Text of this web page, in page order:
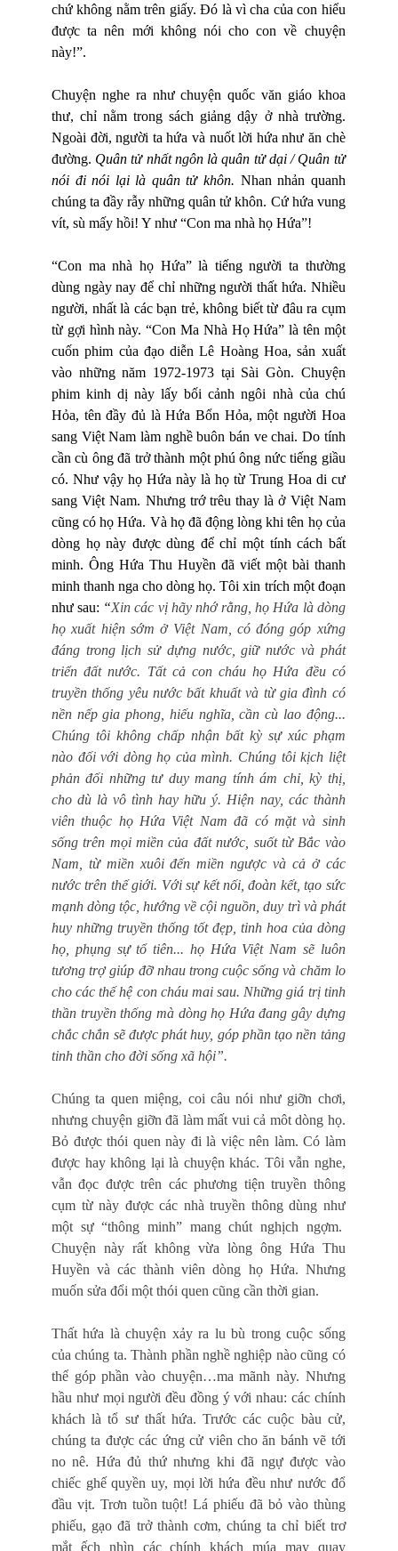
chứ không nằm trên giấy. Đó là vì cha của con hiểu
được ta nên mới không nói cho con về chuyện
này!”.
Chuyện nghe ra như chuyện quốc văn giáo khoa
thư, chỉ nằm trong sách giảng dậy ở nhà trường.
Ngoài đời, người ta hứa và nuốt lời hứa như ăn chè
đường. Quân tử nhất ngôn là quân tử dại / Quân tử
nói đi nói lại là quân tử khôn. Nhan nhản quanh
chúng ta đầy rẫy những quân tử khôn. Cứ hứa vung
vít, sù mấy hồi! Y như “Con ma nhà họ Hứa”!
“Con ma nhà họ Hứa” là tiếng người ta thường
dùng ngày nay để chỉ những người thất hứa. Nhiều
người, nhất là các bạn trẻ, không biết từ đâu ra cụm
từ gợi hình này. “Con Ma Nhà Họ Hứa” là tên một
cuốn phim của đạo diễn Lê Hoàng Hoa, sản xuất
vào những năm 1972-1973 tại Sài Gòn. Chuyện
phim kinh dị này lấy bối cảnh ngôi nhà của chú
Hỏa, tên đầy đủ là Hứa Bổn Hỏa, một người Hoa
sang Việt Nam làm nghề buôn bán ve chai. Do tính
cần cù ông đã trở thành một phú ông nức tiếng giầu
có. Như vậy họ Hứa này là họ từ Trung Hoa di cư
sang Việt Nam. Nhưng trớ trêu thay là ở Việt Nam
cũng có họ Hứa. Và họ đã động lòng khi tên họ của
dòng họ này được dùng để chỉ một tính cách bất
minh. Ông Hứa Thu Huyền đã viết một bài thanh
minh thanh nga cho dòng họ. Tôi xin trích một đoạn
như sau: “Xin các vị hãy nhớ rằng, họ Hứa là dòng
họ xuất hiện sớm ở Việt Nam, có đóng góp xứng
đáng trong lịch sử dựng nước, giữ nước và phát
triển đất nước. Tất cả con cháu họ Hứa đều có
truyền thống yêu nước bất khuất và từ gia đình có
nền nếp gia phong, hiếu nghĩa, cần cù lao động...
Chúng tôi không chấp nhận bất kỳ sự xúc phạm
nào đối với dòng họ của mình. Chúng tôi kịch liệt
phản đối những tư duy mang tính ám chỉ, kỳ thị,
cho dù là vô tình hay hữu ý. Hiện nay, các thành
viên thuộc họ Hứa Việt Nam đã có mặt và sinh
sống trên mọi miền của đất nước, suốt từ Bắc vào
Nam, từ miền xuôi đến miền ngược và cả ở các
nước trên thế giới. Với sự kết nối, đoàn kết, tạo sức
mạnh dòng tộc, hướng về cội nguồn, duy trì và phát
huy những truyền thống tốt đẹp, tinh hoa của dòng
họ, phụng sự tổ tiên... họ Hứa Việt Nam sẽ luôn
tương trợ giúp đỡ nhau trong cuộc sống và chăm lo
cho các thế hệ con cháu mai sau. Những giá trị tinh
thần truyền thống mà dòng họ Hứa đang gây dựng
chắc chắn sẽ được phát huy, góp phần tạo nền tảng
tinh thần cho đời sống xã hội”.
Chúng ta quen miệng, coi câu nói như giỡn chơi,
nhưng chuyện giỡn đã làm mất vui cả môt dòng họ.
Bỏ được thói quen này đi là việc nên làm. Có làm
được hay không lại là chuyện khác. Tôi vẫn nghe,
vẫn đọc được trên các phương tiện truyền thông
cụm từ này được các nhà truyền thông dùng như
một sự “thông minh” mang chút nghịch ngợm.
Chuyện này rất không vừa lòng ông Hứa Thu
Huyền và các thành viên dòng họ Hứa. Nhưng
muốn sửa đổi một thói quen cũng cần thời gian.
Thất hứa là chuyện xảy ra lu bù trong cuộc sống
của chúng ta. Thành phần nghề nghiệp nào cũng có
thể góp phần vào chuyện…ma mãnh này. Nhưng
hầu như mọi người đều đồng ý với nhau: các chính
khách là tổ sư thất hứa. Trước các cuộc bàu cử,
chúng ta được các ứng cử viên cho ăn bánh vẽ tới
no nê. Hứa đủ thứ nhưng khi đã ngự được vào
chiếc ghế quyền uy, mọi lời hứa đều như nước đổ
đầu vịt. Trơn tuồn tuột! Lá phiếu đã bỏ vào thùng
phiếu, gạo đã trở thành cơm, chúng ta chỉ biết trơ
mắt ếch nhìn các chính khách múa may quay